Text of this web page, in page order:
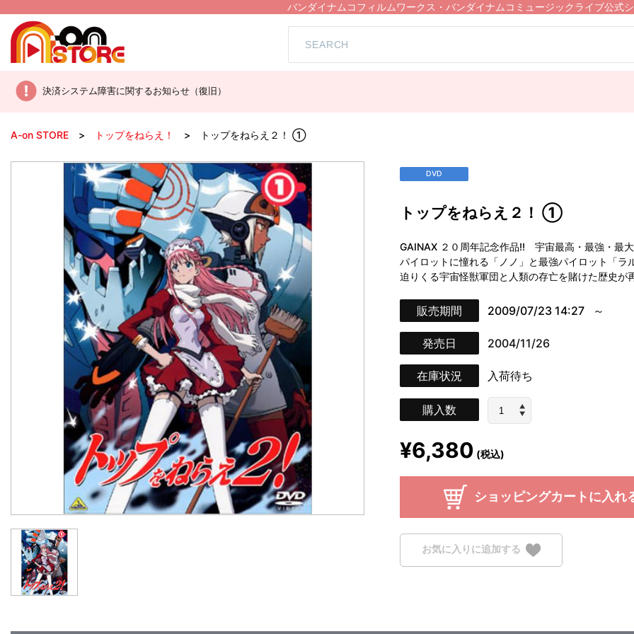
バンダイナムコフィルムワークス・バンダイナムコミュージックライブ公式
決済システム障害に関するお知らせ（復旧）
A-on STORE トップをねらえ！ トップをねらえ２！ ①
DVD
トップをねらえ２！ ①
GAINAX ２０周年記念作品!! 宇宙最高・最強・最
パイロットに憧れる「ノノ」と最強パイロット「
迫りくる宇宙怪獣軍団と人類の存亡を賭けた歴史が
販売期間 2009/07/23 14:27
発売日 2004/11/26
在庫状況 入荷待ち
購入数
¥6,380 (税込)
ショッピングカートに入れ
お気に入りに追加する